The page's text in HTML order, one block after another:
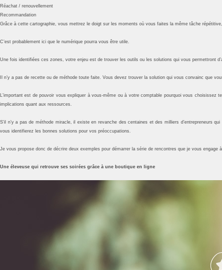
Réachat / renouvellement
Recommandation
Grâce à cette cartographie, vous mettrez le doigt sur les moments où vous faites la même tâche
C’est probablement ici que le numérique pourra vous être utile.
Une fois identifiées ces zones, votre enjeu est de trouver les outils ou les solutions qui vous permettront
Il n’y a pas de recette ou de méthode toute faite. Vous devez trouver la solution qui vous convainc que
L’important est de pouvoir vous expliquer à vous-même ou à votre comptable pourquoi vous
implications quant aux ressources.
S’il n’y a pas de méthode miracle, il existe en revanche des centaines et des milliers d’entrepreneurs
vous identifierez les bonnes solutions pour vos préoccupations.
Je vous propose donc de décrire deux exemples pour démarrer la série de rencontres que je vous engage
Une éleveuse qui retrouve ses soirées grâce à une boutique en ligne